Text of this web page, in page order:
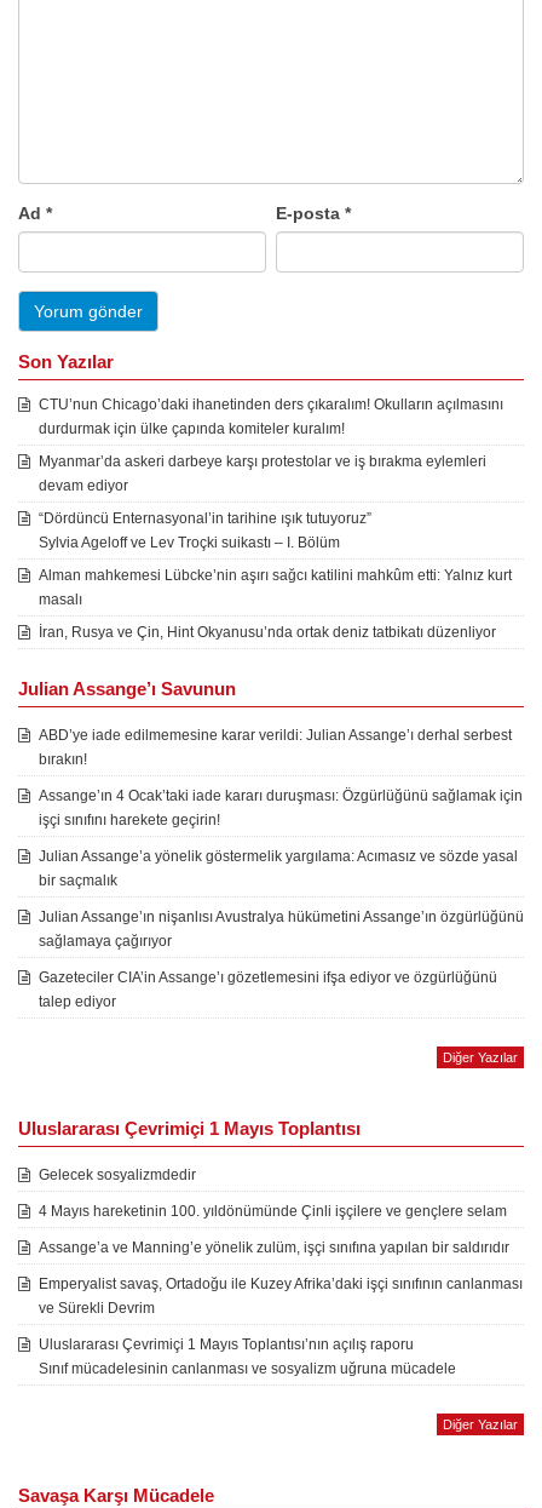
Ad * E-posta*
Son Yazılar
CTU’nun Chicago’daki ihanetinden ders çıkaralım! Okulların açılmasını
durdurmak için ülke çapında komiteler kuralım!
Myanmar’da askeri darbeye karşı protestolar ve iş bırakma eylemleri
devam ediyor
“Dördüncü Enternasyonal’in tarihine ışık tutuyoruz”
Sylvia Ageloff ve Lev Troçki suikastı – I. Bölüm
Alman mahkemesi Lübcke’nin aşırı sağcı katilini mahkûm etti: Yalnız kurt
masalı
İran, Rusya ve Çin, Hint Okyanusu’nda ortak deniz tatbikatı düzenliyor
Julian Assange’ı Savunun
ABD’ye iade edilmemesine karar verildi: Julian Assange’ı derhal serbest
bırakın!
Assange’ın 4 Ocak’taki iade kararı duruşması: Özgürlüğünü sağlamak için
işçi sınıfını harekete geçirin!
Julian Assange’a yönelik göstermelik yargılama: Acımasız ve sözde yasal
bir saçmalık
Julian Assange’ın nişanlısı Avustralya hükümetini Assange’ın özgürlüğünü
sağlamaya çağırıyor
Gazeteciler CIA’in Assange’ı gözetlemesini ifşa ediyor ve özgürlüğünü
talep ediyor
Diğer Yazılar
Uluslararası Çevrimiçi 1 Mayıs Toplantısı
Gelecek sosyalizmdedir
4 Mayıs hareketinin 100. yıldönümünde Çinli işçilere ve gençlere selam
Assange’a ve Manning’e yönelik zulüm, işçi sınıfına yapılan bir saldırıdır
Emperyalist savaş, Ortadoğu ile Kuzey Afrika’daki işçi sınıfının canlanması
ve Sürekli Devrim
Uluslararası Çevrimiçi 1 Mayıs Toplantısı’nın açılış raporu
Sınıf mücadelesinin canlanması ve sosyalizm uğruna mücadele
Diğer Yazılar
Savaşa Karşı Mücadele